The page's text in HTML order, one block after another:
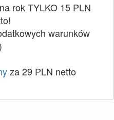
na rok TYLKO 15 PLN
warunków
za 29 PLN netto